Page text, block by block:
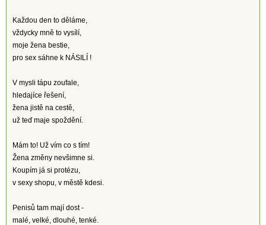
Každou den to děláme,
vždycky mně to vysílí,
moje žena bestie,
pro sex sáhne k NÁSILÍ !
V mysli tápu zoufale,
hledajíce řešení,
žena jistě na cestě,
už teď maje spoždění.
Mám to! Už vím co s tím!
Žena změny nevšimne si.
Koupím já si protézu,
v sexy shopu, v městě kdesi.
Penisů tam mají dost -
malé, velké, dlouhé, tenké.